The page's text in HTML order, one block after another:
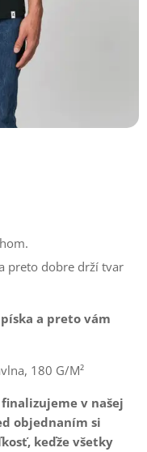
preto dobre drží tvar
a preto vám
180 G/M²
v našej
objednaním si
keďže všetky